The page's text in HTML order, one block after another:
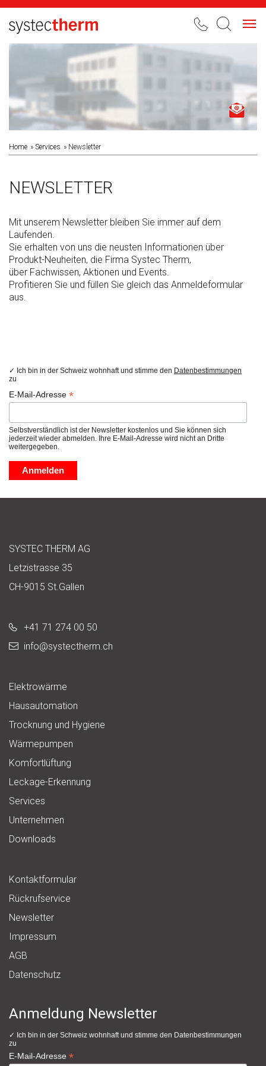
Home Services Newsletter
NEWSLETTER
Mit unserem Newsletter bleiben Sie immer auf dem
Laufenden.
Sie erhalten von uns die neusten Informationen über
Produkt-Neuheiten, die Firma Systec Therm,
über Fachwissen, Aktionen und Events.
Profitieren Sie und füllen Sie gleich das Anmeldeformular
aus.
✓ Ich bin in der Schweiz wohnhaft und stimme den Datenbestimmungen
zu
E-Mail-Adresse *
Selbstverständlich ist der Newsletter kostenlos und Sie können sich
jederzeit wieder abmelden. Ihre E-Mail-Adresse wird nicht an Dritte
weitergegeben.
SYSTEC THERM AG
Letzistrasse 35
CH-9015 St.Gallen
+41 71 274 00 50
info@systectherm.ch
Elektrowärme
Hausautomation
Trocknung und Hygiene
Wärmepumpen
Komfortlüftung
Leckage-Erkennung
Services
Unternehmen
Downloads
Kontaktformular
Rückrufservice
Newsletter
Impressum
AGB
Datenschutz
Anmeldung Newsletter
✓ Ich bin in der Schweiz wohnhaft und stimme den Datenbestimmungen
zu
E-Mail-Adresse *